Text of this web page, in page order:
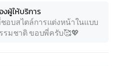
ผู้ให้บริการ
อบสไตล์การแต่งหน้าในแบบ
รมชาติ ขอบพี่ครับ🥰💖